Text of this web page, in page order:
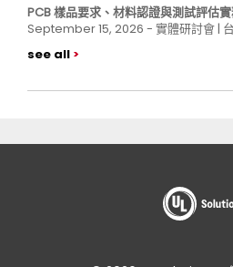
PCB 樣品要求、材料認證與測試評估
September 15, 2026 - 實體研討會 |
see all